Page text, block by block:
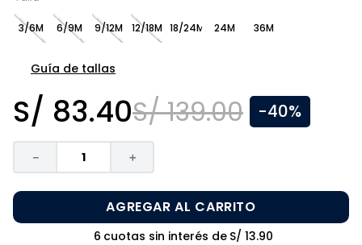
3/6M 6/9M 9/12M 12/18M 18/24M 24M 36M
Guía de tallas
S/ 83.40S/ 139.00 -40%
＋
－
AGREGAR AL CARRITO
6 cuotas sin interés de S/ 13.90
.
zapatos niña
disney